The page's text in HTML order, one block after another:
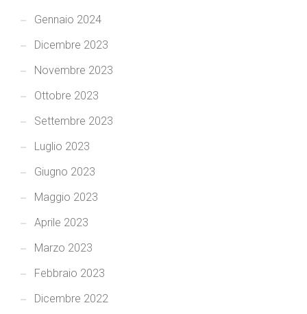
Gennaio 2024
Dicembre 2023
Novembre 2023
Ottobre 2023
Settembre 2023
Luglio 2023
Giugno 2023
Maggio 2023
Aprile 2023
Marzo 2023
Febbraio 2023
Dicembre 2022